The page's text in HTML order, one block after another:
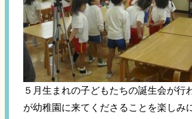
５月生まれの子どもたちの誕生会が行
が幼稚園に来てくださることを楽しみ